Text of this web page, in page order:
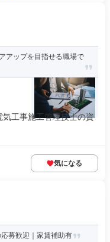
アップを目指せる職場で
工事施工管理技士の資
気になる
募歓迎｜家賃補助有